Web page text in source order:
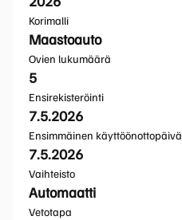
Korimalli
Maastoauto
Ovien lukumäärä
5
Ensirekisteröinti
7.5.2026
Ensimmäinen käyttöönottopäivä
7.5.2026
Vaihteisto
Automaatti
Vetotapa